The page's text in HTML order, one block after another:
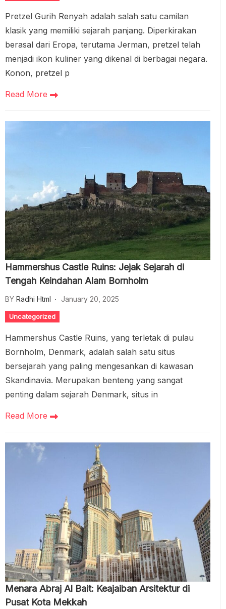
Pretzel Gurih Renyah adalah salah satu camilan
klasik yang memiliki sejarah panjang. Diperkirakan
berasal dari Eropa, terutama Jerman, pretzel telah
menjadi ikon kuliner yang dikenal di berbagai negara.
Konon, pretzel p
Read More
Hammershus Castle Ruins: Jejak Sejarah di
Tengah Keindahan Alam Bornholm
BY Radhi Html January 20, 2025
Uncategorized
Hammershus Castle Ruins, yang terletak di pulau
Bornholm, Denmark, adalah salah satu situs
bersejarah yang paling mengesankan di kawasan
Skandinavia. Merupakan benteng yang sangat
penting dalam sejarah Denmark, situs in
Read More
Menara Abraj Al Bait: Keajaiban Arsitektur di
Pusat Kota Mekkah